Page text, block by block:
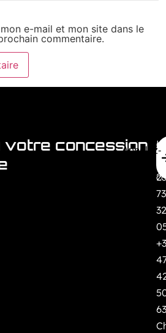
e-mail et mon site dans le
commentaire.
votre concession
2
32
63
Appelez-